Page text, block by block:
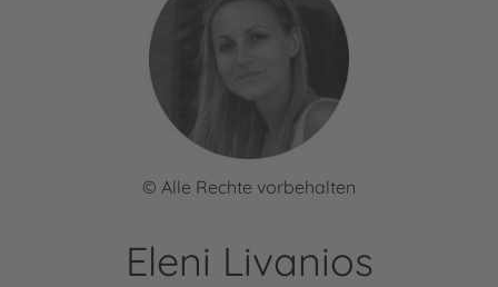
© Alle Rechte vorbehalten
Eleni Livanios